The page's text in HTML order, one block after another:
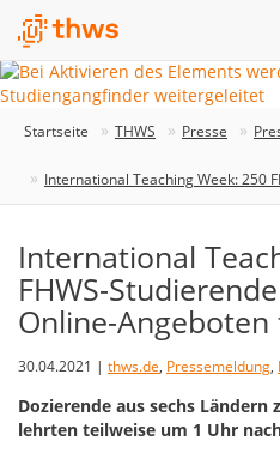
Startseite THWS Presse
International Teaching Week: 250
International
FHWS-
Online-Angeboten
30.04.2021 | thws.de, Pressemeldung,
Dozierende aus sechs Ländern
lehrten teilweise um 1 Uhr